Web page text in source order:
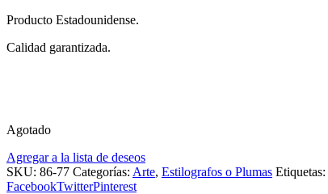
Producto Estadounidense.
Calidad garantizada.
Agotado
Agregar a la lista de deseos
SKU: 86-77 Categorías: Arte, Estilografos o Plumas Etiquetas:
FacebookTwitterPinterest